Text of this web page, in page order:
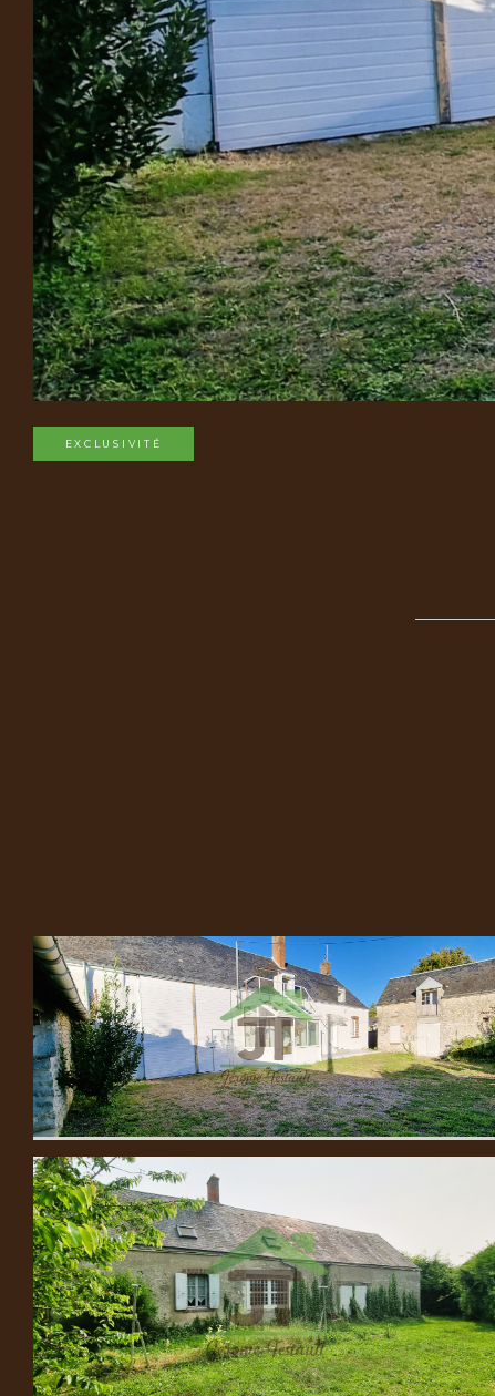
EXCLUSIVITÉ